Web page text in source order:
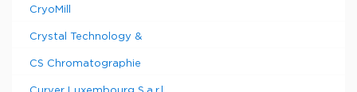
CryoMill
Crystal Technology &
CS Chromatographie